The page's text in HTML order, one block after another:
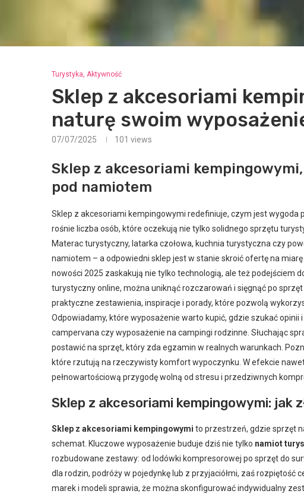
Turystyka, Aktywność
Sklep z akcesoriami
naturę swoim
07/07/2025 101 views
Sklep z akcesoriami
pod namiotem
Sklep z akcesoriami kempingowymi redefiniuje, czym jest wygoda
rośnie liczba osób, które oczekują nie tylko solidnego sprzętu
Materac turystyczny, latarka czołowa, kuchnia turystyczna czy
namiotem – a odpowiedni sklep jest w stanie skroić ofertę na
nowości 2025 zaskakują nie tylko technologią, ale też podejściem
turystyczny online, można uniknąć rozczarowań i sięgnąć po
praktyczne zestawienia, inspiracje i porady, które pozwolą
Odpowiadamy, które wyposażenie warto kupić, gdzie szukać opinii
campervana czy wyposażenie na campingi rodzinne. Słuchając
postawić na sprzęt, który zda egzamin w realnych warunkach.
które rzutują na rzeczywisty komfort wypoczynku. W efekcie
pełnowartościową przygodę wolną od stresu i przedziwnych
Sklep z akcesoriami kempingowymi: jak
Sklep z akcesoriami kempingowymi to przestrzeń, gdzie sprzęt
schemat. Kluczowe wyposażenie buduje dziś nie tylko namiot
rozbudowane zestawy: od lodówki kompresorowej po sprzęt do
dla rodzin, podróży w pojedynkę lub z przyjaciółmi, zaś rozpiętość
marek i modeli sprawia, że można skonfigurować indywidualny